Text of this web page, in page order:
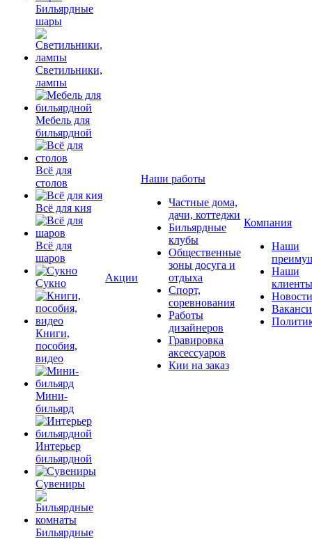
Бильярдные
шары
Светильники,
лампы
Мебель для
бильярдной
Всё для
столов
Всё для кия
Всё для
шаров
Сукно
Книги,
пособия,
видео
Мини-
бильярд
Интерьер
бильярдной
Сувениры
Бильярдные
Акции
Наши работы
Частные дома,
дачи, коттеджи
Бильярдные
клубы
Общественные
зоны досуга и
отдыха
Спорт,
соревнования
Работы
дизайнеров
Гравировка
аксессуаров
Кии на заказ
Компания
Наши
Наши
клиенты
Новости